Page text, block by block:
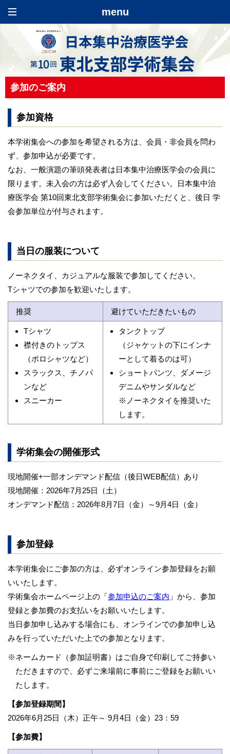
menu
HOME
開催概要
学術プログラム
演題募集のご案内
参加申込のご案内
座長・審査員・演者へのご案内
ハンズオンセミナーのご案内
ワークショップ開催のご案内
会場のご案内
協賛・寄付のお申込み
参加のご案内
参加資格
本学術集会への参加を希望される方は、会員・非会員を問わ
ず、参加申込が必要です。
なお、一般演題の筆頭発表者は日本集中治療医学会の会員に
限ります。未入会の方は必ず入会してください。日本集中治
療医学会 第10回東北支部学術集会に参加いただくと、後日 学
会参加単位が付与されます。
当日の服装について
ノーネクタイ、カジュアルな服装で参加してください。
Tシャツでの参加を歓迎いたします。
推奨 避けていただきたいもの
Tシャツ
襟付きのトップス
（ポロシャツなど）
スラックス、チノパ
ンなど
スニーカー
タンクトップ
（ジャケットの下にインナ
ーとして着るのは可）
ショートパンツ、ダメージ
デニムやサンダルなど
※ノーネクタイを推奨いた
します。
学術集会の開催形式
現地開催+一部オンデマンド配信（後日WEB配信）あり
現地開催：2026年7月25日（土）
オンデマンド配信：2026年8月7日（金）～9月4日（金）
参加登録
本学術集会にご参加の方は、必ずオンライン参加登録をお願
いいたします。
学術集会ホームページ上の「 参加申込のご案内 」から、参加
登録と参加費のお支払いをお願いいたします。
当日参加申し込みする場合にも、オンラインでの参加申し込
みを行っていただいた上での参加となります。
※ネームカード（参加証明書）はご自身で印刷してご持参い
ただきますので、必ずご来場前に事前にご登録をお願いい
たします。
【参加登録期間】
2026年6月25日（木）正午～ 9月4日（金）23：59
【参加費】